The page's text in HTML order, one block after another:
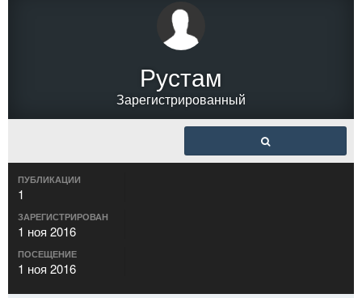
Рустам
Зарегистрированный
ПУБЛИКАЦИИ
1
ЗАРЕГИСТРИРОВАН
1 ноя 2016
ПОСЕЩЕНИЕ
1 ноя 2016